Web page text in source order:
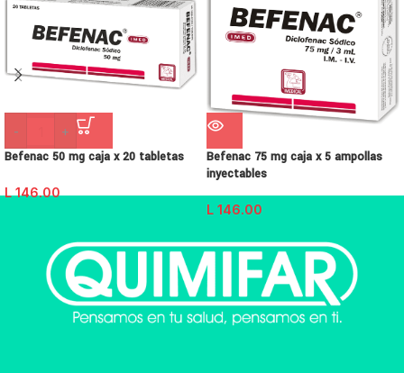
- +
Befenac 50 mg caja x 20 tabletas
L146.00
Befenac 75 mg caja x 5 ampollas
inyectables
L 146.00